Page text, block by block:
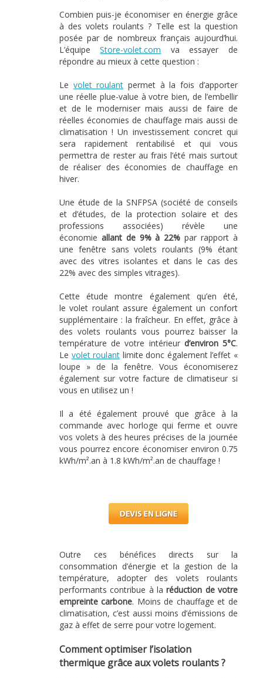
Combien puis-je économiser en énergie grâce
à des volets roulants ? Telle est la question
posée par de nombreux français aujourd’hui.
L’équipeStore-volet.com va essayer de
répondre au mieux à cette question :
Le volet roulant permet à la fois d’apporter
une réelle plue-value à votre bien, de l’embellir
et de le moderniser mais aussi de faire de
réelles économies de chauffage mais aussi de
climatisation ! Un investissement concret qui
sera rapidement rentabilisé et qui vous
permettra de rester au frais l’été mais surtout
de réaliser des économies de chauffage en
hiver.
Une étude de la SNFPSA (société de conseils
et d’études, de la protection solaire et des
professions associées) révèle une
économie allant de 9% à 22%par rapport à
une fenêtre sans volets roulants (9% étant
avec des vitres isolantes et dans le cas des
22% avec des simples vitrages).
Cette étude montre également qu’en été,
levolet roulantassure également un confort
supplémentaire : la fraîcheur. En effet, grâce à
des volets roulants vous pourrez baisser la
température de votre intérieur d’environ 5°C.
Le volet roulant limite donc également l’effet «
loupe » de la fenêtre. Vous économiserez
également sur votre facture de climatiseur si
vous en utilisez un !
Il a été également prouvé que grâce à la
commande avec horloge qui ferme et ouvre
vos volets à des heures précises de la journée
vous pourrez encore économiser environ 0.75
kWh/m².an à 1.8 kWh/m².an de chauffage !
Outre ces bénéfices directs sur la
consommation d’énergie et la gestion de la
température, adopter des volets roulants
performants contribue à laréduction de votre
empreinte carbone. Moins de chauffage et de
climatisation, c’est aussi moins d’émissions de
gaz à effet de serre pour votre logement.
Comment optimiser l’isolation
thermique grâce aux volets roulants ?